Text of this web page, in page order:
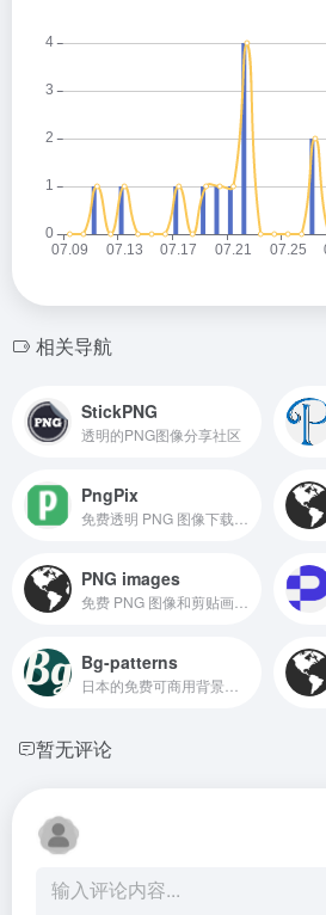
相关导航
StickPNG
透明的PNG图像分享社区
PngPix
PNG images
Bg-patterns
暂无评论